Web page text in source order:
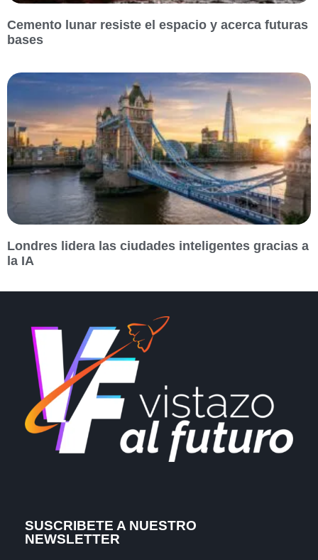
Cemento lunar resiste el espacio y acerca futuras
bases
Londres lidera las ciudades inteligentes gracias a
la IA
SUSCRIBETE A NUESTRO
NEWSLETTER